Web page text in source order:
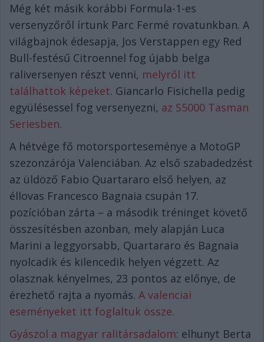
Még két másik korábbi Formula-1-es
versenyzőről írtunk Parc Fermé rovatunkban. A
világbajnok édesapja, Jos Verstappen egy Red
Bull-festésű Citroennel fog újabb belga
raliversenyen részt venni, melyről itt
találhattok képeket. Giancarlo Fisichella pedig
együlésessel fog versenyezni, az S5000 Tasman
Seriesben.
A hétvége fő motorsporteseménye a MotoGP
szezonzárója Valenciában. Az első szabadedzést
az üldöző Fabio Quartararo első helyen, az
éllovas Francesco Bagnaia csupán 17.
pozícióban zárta – a második tréninget követő
összesítésben azonban, mely alapján Luca
Marini a leggyorsabb, Quartararo és Bagnaia
nyolcadik és kilencedik helyen végzett. Az
olasznak kényelmes, 23 pontos az előnye, de
érezhető rajta a nyomás. A valenciai
eseményeket itt foglaltuk össze.
Gyászol a magyar ralitársadalom: elhunyt Berta